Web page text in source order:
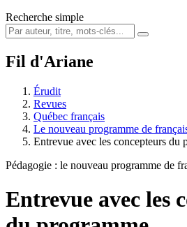
Recherche simple
Fil d'Ariane
Érudit
Revues
Québec français
Le nouveau programme de
Entrevue avec les concepteurs du
Pédagogie : le nouveau programme de
Entrevue avec les